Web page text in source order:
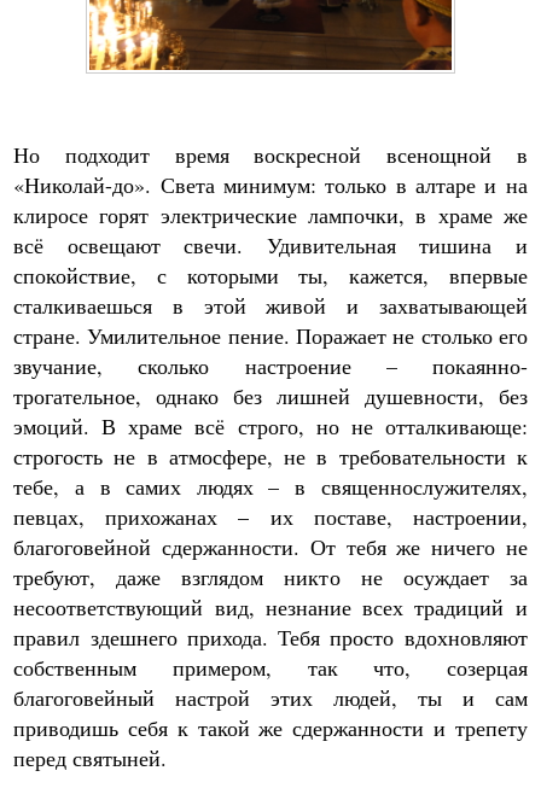
Но подходит время воскресной всенощной в
«Николай-до». Света минимум: только в алтаре и на
клиросе горят электрические лампочки, в храме же
всё освещают свечи. Удивительная тишина и
спокойствие, с которыми ты, кажется, впервые
сталкиваешься в этой живой и захватывающей
стране. Умилительное пение. Поражает не столько его
звучание, сколько настроение – покаянно-
трогательное, однако без лишней душевности, без
эмоций. В храме всё строго, но не отталкивающе:
строгость не в атмосфере, не в требовательности к
тебе, а в самих людях – в священнослужителях,
певцах, прихожанах – их поставе, настроении,
благоговейной сдержанности. От тебя же ничего не
требуют, даже взглядом никто не осуждает за
несоответствующий вид, незнание всех традиций и
правил здешнего прихода. Тебя просто вдохновляют
собственным примером, так что, созерцая
благоговейный настрой этих людей, ты и сам
приводишь себя к такой же сдержанности и трепету
перед святыней.